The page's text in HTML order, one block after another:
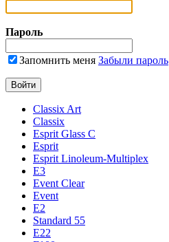
Пароль
Запомнить меня Забыли пароль
Classix Art
Classix
Esprit Glass C
Esprit
Esprit Linoleum-Multiplex
E3
Event Clear
Event
E2
Standard 55
E22